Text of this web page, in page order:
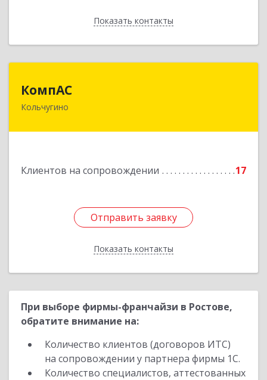
Показать контакты
Назад
КомпАС
Кольчугино
Клиентов на сопровождении 17
Отправить заявку
Показать контакты
601782, Владимирская область, г.Кольчугино,
Отправить заявку
Назад
При выборе фирмы-франчайзи в Ростове,
обратите внимание на:
Количество клиентов (договоров ИТС)
на сопровождении у партнера фирмы 1С.
Количество специалистов, аттестованных